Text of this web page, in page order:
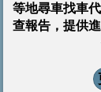
等地尋車找車
查報告，提供